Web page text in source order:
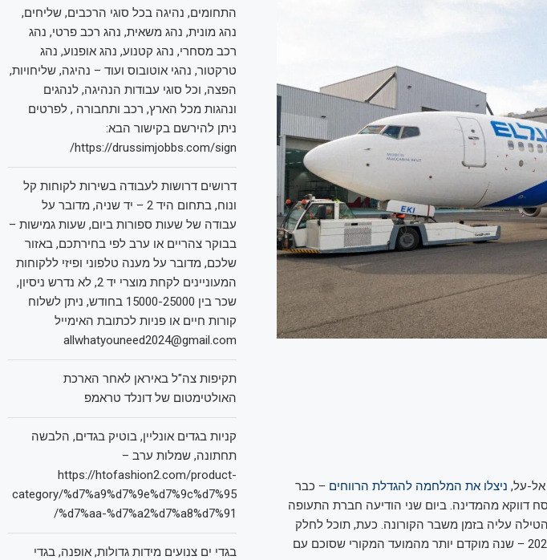
אל-על, ניצלו את המלחמה להגדלת הרווחים – כבר
דווקא מהמדינה. ביום שני הודיעה חברת התעופה
עליה בזמן משבר הקורונה. כעת, תוכל לחלק
לבעלי המניות שלה דיבידנדים כבר בגין רווחי שנת 2025 – שנה מוקדם יותר מהמועד המקורי שסוכם עם
התחומים, נהיגה בכל סוגי הרכבים, שליחים,
נהג מונית, נהג משאית, נהג רכב פרטי, נהג
רכב מסחרי, נהג קטנוע, נהג אופנוע, נהג
טרקטור, נהגי אוטובוס ועוד – נהיגה, שליחויות,
הפצה, וכל סוגי עבודות הנהיגה, לנהגים
ונהגות מכל הארץ, רכב ותחבורה , לפרטים
ניתן להירשם בקישור הבא:
https://drussimjobbs.com/sign/
דרושים דרושות לעבודה בשירות לקוחות קל
ונוח, בתחום היד 2 – יד שניה, מדובר על
עבודה של שעות ספורות ביום, שעות גמישות –
בבוקר צהריים או ערב לפי בחירתכם, באזור
שלכם, מדובר על מענה טלפוני ופיזי ללקוחות
המעוניינים לקחת מוצרי יד 2, לא נדרש ניסיון,
שכר בין 15000-25000 בחודש, ניתן לשלוח
קורות חיים או פניות לכתובת האימייל
allwhatyouneed2024@gmail.com
תקיפות צה"ל באיראן לאחר הארכת
האולטימטום של דונלד טראמפ
קניות בגדים אונליין, בוטיק בגדים, הלבשה
תחתונה, שמלות ערב –
https://htofashion2.com/product-
category/%d7%a9%d7%9e%d7%9c%d7%95
%d7%aa-%d7%a2%d7%a8%d7%91/
בגדי ים צנועים מידות גדולות, אופנה, בגדי